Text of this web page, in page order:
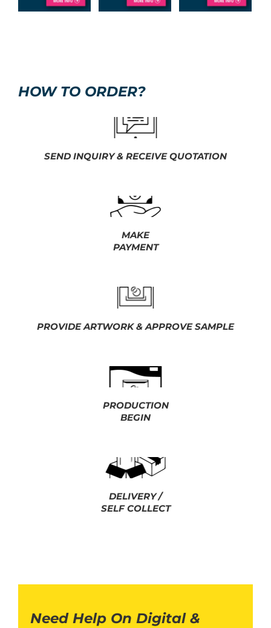
HOW TO ORDER?
SEND INQUIRY & RECEIVE QUOTATION
MAKE
PAYMENT
PROVIDE ARTWORK & APPROVE SAMPLE
PRODUCTION
BEGIN
DELIVERY /
SELF COLLECT
Need Help On Digital &